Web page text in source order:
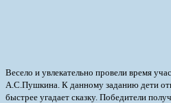
Весело и увлекательно провели время
А.С.Пушкина. К данному заданию дети
быстрее угадает сказку. Победители